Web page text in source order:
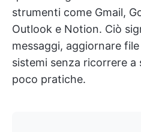
strumenti come Gmail,
Outlook e Notion. Ciò
messaggi, aggiornare
sistemi senza ricorrere
poco pratiche.